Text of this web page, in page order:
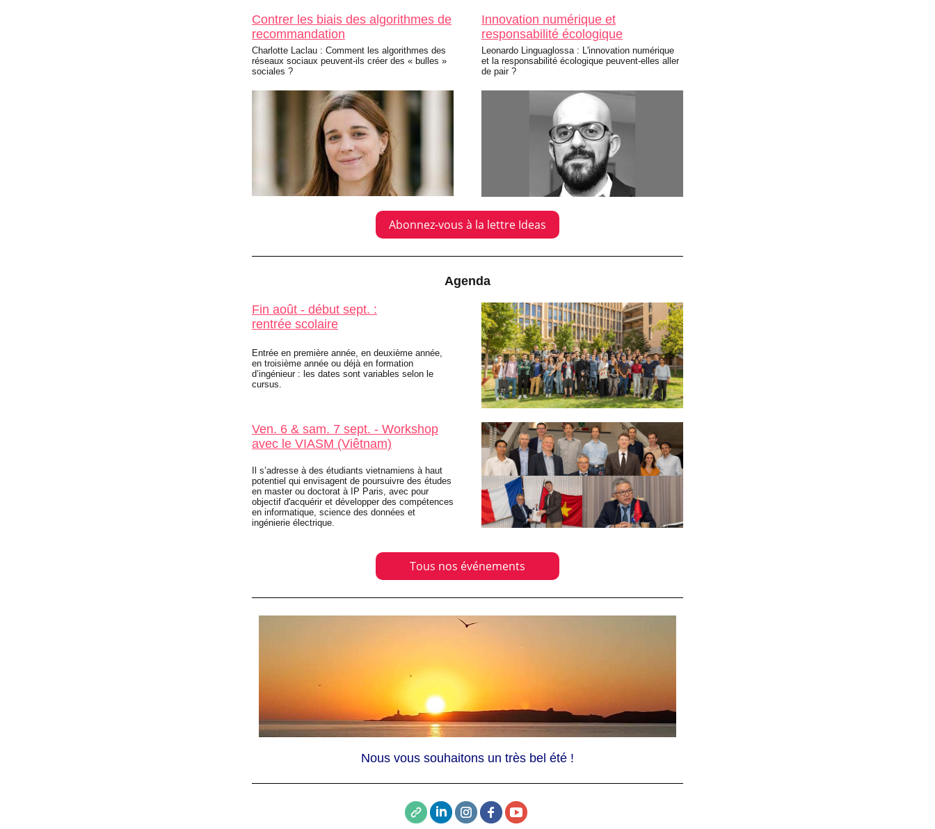
Contrer les biais des algorithmes de
recommandation
Charlotte Laclau : Comment les algorithmes des
réseaux sociaux peuvent-ils créer des « bulles »
sociales ?
Innovation numérique et
responsabilité écologique
Leonardo Linguaglossa : L'innovation numérique
et la responsabilité écologique peuvent-elles aller
de pair ?
Abonnez-vous à la lettre Ideas
Agenda
Fin août - début sept. :
rentrée scolaire
Entrée en première année, en deuxième année,
en troisième année ou déjà en formation
d’ingénieur : les dates sont variables selon le
cursus.
Ven. 6 & sam. 7 sept. - Workshop
avec le VIASM (Viêtnam)
Il s’adresse à des étudiants vietnamiens à haut
potentiel qui envisagent de poursuivre des études
en master ou doctorat à IP Paris, avec pour
objectif d'acquérir et développer des compétences
en informatique, science des données et
ingénierie électrique.
Tous nos événements
Nous vous souhaitons un très bel été !